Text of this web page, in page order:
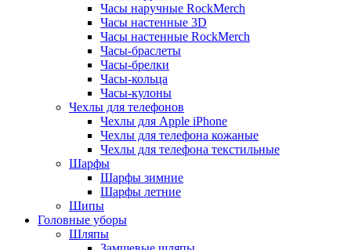
Часы наручные RockMerch
Часы настенные 3D
Часы настенные RockMerch
Часы-браслеты
Часы-брелки
Часы-кольца
Часы-кулоны
Чехлы для телефонов
Чехлы для Apple iPhone
Чехлы для телефона кожаные
Чехлы для телефона текстильные
Шарфы
Шарфы зимние
Шарфы летние
Шипы
Головные уборы
Шляпы